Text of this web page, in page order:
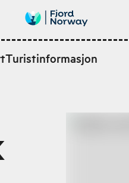
Turistinformasjon